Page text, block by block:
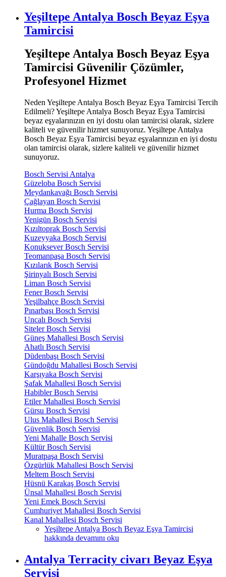
Yeşiltepe Antalya Bosch Beyaz Eşya
Tamircisi
Yeşiltepe Antalya Bosch Beyaz Eşya
Tamircisi Güvenilir Çözümler,
Profesyonel Hizmet
Neden Yeşiltepe Antalya Bosch Beyaz Eşya Tamircisi Tercih
Edilmeli? Yeşiltepe Antalya Bosch Beyaz Eşya Tamircisi
beyaz eşyalarınızın en iyi dostu olan tamircisi olarak, sizlere
kaliteli ve güvenilir hizmet sunuyoruz. Yeşiltepe Antalya
Bosch Beyaz Eşya Tamircisi beyaz eşyalarınızın en iyi dostu
olan tamircisi olarak, sizlere kaliteli ve güvenilir hizmet
sunuyoruz.
Bosch Servisi Antalya
Güzeloba Bosch Servisi
Meydankavağı Bosch Servisi
Çağlayan Bosch Servisi
Hurma Bosch Servisi
Yenigün Bosch Servisi
Kızıltoprak Bosch Servisi
Kuzeyyaka Bosch Servisi
Konuksever Bosch Servisi
Teomanpaşa Bosch Servisi
Kızılarık Bosch Servisi
Şirinyalı Bosch Servisi
Liman Bosch Servisi
Fener Bosch Servisi
Yeşilbahçe Bosch Servisi
Pınarbaşı Bosch Servisi
Uncalı Bosch Servisi
Siteler Bosch Servisi
Güneş Mahallesi Bosch Servisi
Ahatlı Bosch Servisi
Düdenbaşı Bosch Servisi
Gündoğdu Mahallesi Bosch Servisi
Karşıyaka Bosch Servisi
Şafak Mahallesi Bosch Servisi
Habibler Bosch Servisi
Etiler Mahallesi Bosch Servisi
Gürsu Bosch Servisi
Ulus Mahallesi Bosch Servisi
Güvenlik Bosch Servisi
Yeni Mahalle Bosch Servisi
Kültür Bosch Servisi
Muratpaşa Bosch Servisi
Özgürlük Mahallesi Bosch Servisi
Meltem Bosch Servisi
Hüsnü Karakaş Bosch Servisi
Ünsal Mahallesi Bosch Servisi
Yeni Emek Bosch Servisi
Cumhuriyet Mahallesi Bosch Servisi
Kanal Mahallesi Bosch Servisi
Yeşiltepe Antalya Bosch Beyaz Eşya Tamircisi
hakkında devamını oku
Antalya Terracity civarı Beyaz Eşya
Servisi